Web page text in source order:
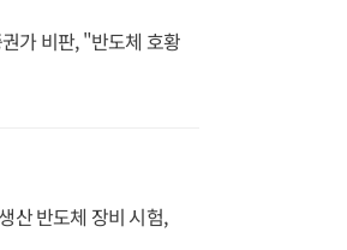
가 비판, "반도체 호황
산 반도체 장비 시험,